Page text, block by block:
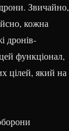
Звичайно,
кожна
дронів-
функціонал,
цілей, який на